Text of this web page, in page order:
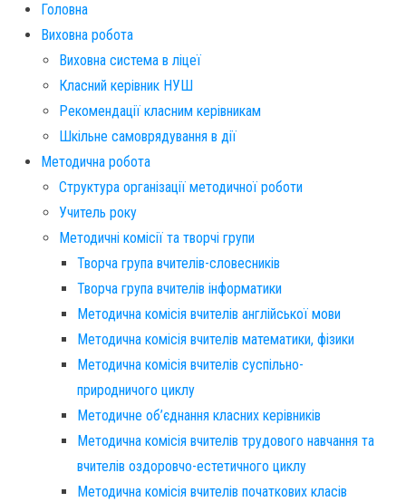
Головна
Виховна робота
Виховна система в ліцеї
Класний керівник НУШ
Рекомендації класним керівникам
Шкільне самоврядування в дії
Методична робота
Структура організації методичної роботи
Учитель року
Методичні комісії та творчі групи
Творча група вчителів-словесників
Творча група вчителів інформатики
Методична комісія вчителів англійської мови
Методична комісія вчителів математики, фізики
Методична комісія вчителів суспільно-
природничого циклу
Методичне об’єднання класних керівників
Методична комісія вчителів трудового навчання та
вчителів оздоровчо-естетичного циклу
Методична комісія вчителів початкових класів